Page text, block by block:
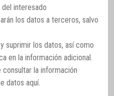
interesado
los datos a terceros, salvo
suprimir los datos, así como
en la información adicional.
consultar la información
datos aquí.